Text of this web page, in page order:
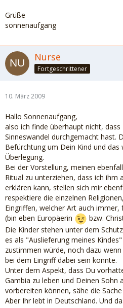
Grüße
sonnenaufgang
Nurse
Fortgeschrittener
10. März 2009
Hallo Sonnenaufgang,
also ich finde überhaupt nicht,
Sinneswandel durchgemacht hast.
Befürchtung um Dein Kind und das
Überlegung.
Bei der Vorstellung, meinen
Ritual zu unterziehen, dass ich ihm
erklären kann, stellen sich mir
respektiere die einzelnen
Eingriffen, welcher Art auch
(bin eben Europäerin
bzw.
Die Kinder stehen unter dem
es als "Auslieferung meines
zustimmen würde, noch dazu
bei dem Eingriff dabei sein könnte.
Unter dem Aspekt, dass Du
Gambia zu leben und Deinen Sohn
vorbereiten können, sähe die
Aber Ihr lebt in Deutschland. Und